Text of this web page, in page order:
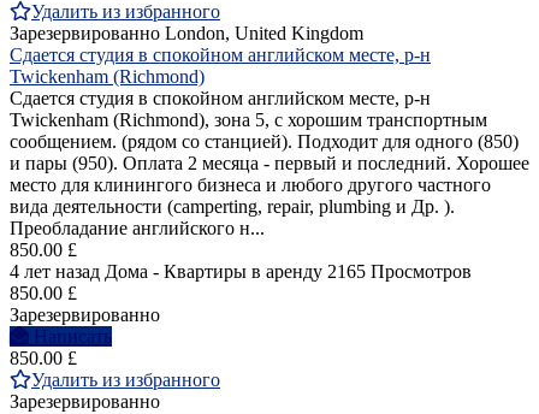
Удалить из избранного
Зарезервированно London, United Kingdom
Сдается студия в спокойном английском месте, р-н
Twickenham (Richmond)
Сдается студия в спокойном английском месте, р-н
Twickenham (Richmond), зона 5, с хорошим транспортным
сообщением. (рядом со станцией). Подходит для одного (850)
и пары (950). Оплата 2 месяца - первый и последний. Хорошее
место для клинингого бизнеса и любого другого частного
вида деятельности (camperting, repair, plumbing и Др. ).
Преобладание английского н...
850.00 £
4 лет назад Дома - Квартиры в аренду 2165 Просмотров
850.00 £
Зарезервированно
Написать
850.00 £
Удалить из избранного
Зарезервированно